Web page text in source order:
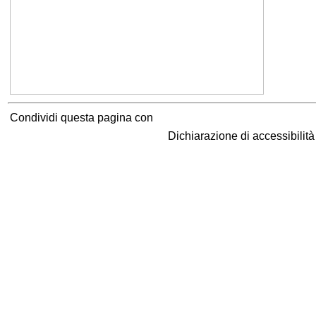
Condividi questa pagina con
Dichiarazione di